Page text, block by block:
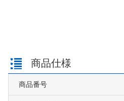
商品仕様
商品番号